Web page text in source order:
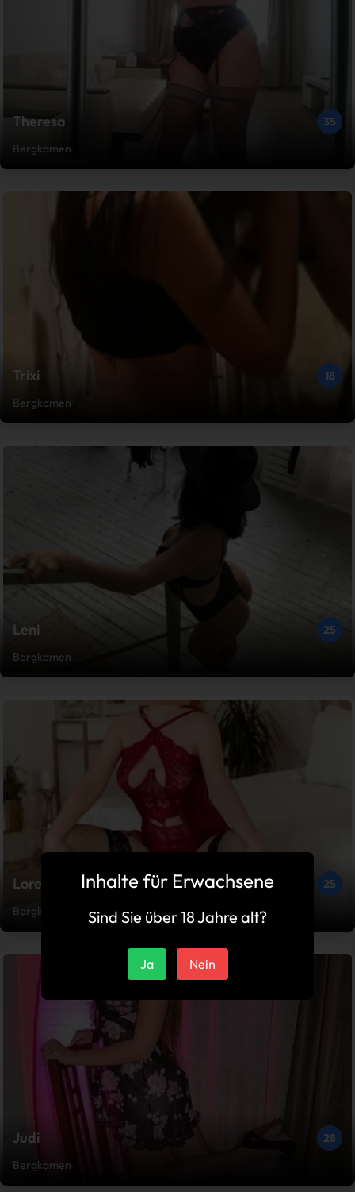
Theresa
35
Bergkamen
Trixi
18
Bergkamen
Leni
25
Bergkamen
Loreen
25
Bergkamen
Judi
28
Bergkamen
Inhalte für Erwachsene
Sind Sie über 18 Jahre alt?
Ja Nein